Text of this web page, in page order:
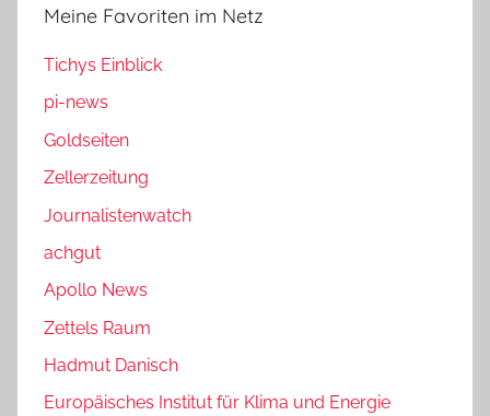
Meine Favoriten im Netz
Tichys Einblick
pi-news
Goldseiten
Zellerzeitung
Journalistenwatch
achgut
Apollo News
Zettels Raum
Hadmut Danisch
Europäisches Institut für Klima und Energie